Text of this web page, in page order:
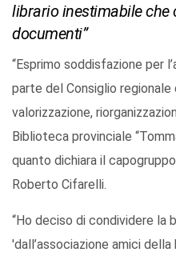
librario inestimabile che
documenti”
“Esprimo soddisfazione per
parte del Consiglio
valorizzazione,
Biblioteca provinciale
quanto dichiara il
Roberto Cifarelli.
“Ho deciso di condividere la
'dall’associazione amici